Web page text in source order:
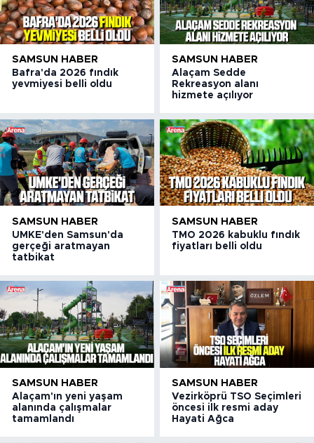
SAMSUN HABER
Bafra'da 2026 fındık
yevmiyesi belli oldu
SAMSUN HABER
Alaçam Sedde
Rekreasyon alanı
hizmete açılıyor
SAMSUN HABER
UMKE'den Samsun'da
gerçeği aratmayan
tatbikat
SAMSUN HABER
TMO 2026 kabuklu fındık
fiyatları belli oldu
SAMSUN HABER
Alaçam'ın yeni yaşam
alanında çalışmalar
tamamlandı
SAMSUN HABER
Vezirköprü TSO Seçimleri
öncesi ilk resmi aday
Hayati Ağca